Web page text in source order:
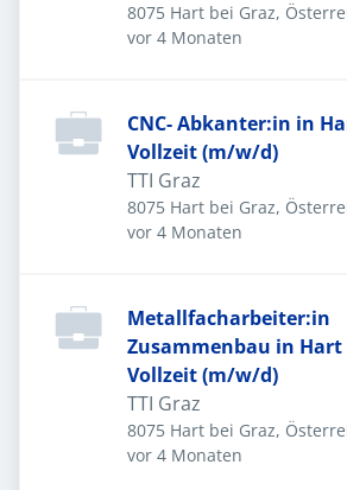
8075 Hart bei Graz,
Veröffentlicht:
vor 4 Monaten
CNC- Abkanter:in in
Vollzeit (m/w/d)
TTI Graz
8075 Hart bei Graz,
Veröffentlicht:
vor 4 Monaten
Metallfacharbeiter:in
Zusammenbau in Hart
Vollzeit (m/w/d)
TTI Graz
8075 Hart bei Graz,
Veröffentlicht:
vor 4 Monaten